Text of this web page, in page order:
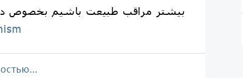
بیشتر مراقب طبیعت باشیم بخصوص